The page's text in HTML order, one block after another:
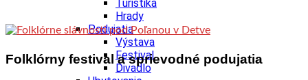
Turistika
Hrady
Podujatia
Výstava
Festival
Divadlo
Folklórny festival a sprievodné podujatia